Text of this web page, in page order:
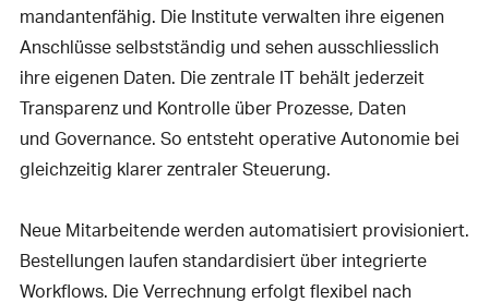
mandantenfähig. Die Institute verwalten ihre eigenen
Anschlüsse selbstständig und sehen ausschliesslich
ihre eigenen Daten. Die zentrale IT behält jederzeit
Transparenz und Kontrolle über Prozesse, Daten
und Governance. So entsteht operative Autonomie bei
gleichzeitig klarer zentraler Steuerung.
Neue Mitarbeitende werden automatisiert provisioniert.
Bestellungen laufen standardisiert über integrierte
Workflows. Die Verrechnung erfolgt flexibel nach